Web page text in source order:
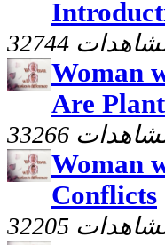
مشاهدات
Woman
Are
مشاهدات
Woman
Conflicts
مشاهدات